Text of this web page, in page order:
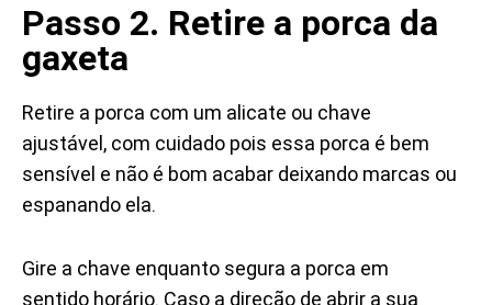
Passo 2. Retire a porca da
gaxeta
Retire a porca com um alicate ou chave
ajustável, com cuidado pois essa porca é bem
sensível e não é bom acabar deixando marcas ou
espanando ela.
Gire a chave enquanto segura a porca em
sentido horário. Caso a direção de abrir a sua